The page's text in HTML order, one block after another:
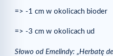
=> -1 cm w okolicach bioder
=> -3 cm w okolicach ud
Słowo od Emelindy: „Herbatę